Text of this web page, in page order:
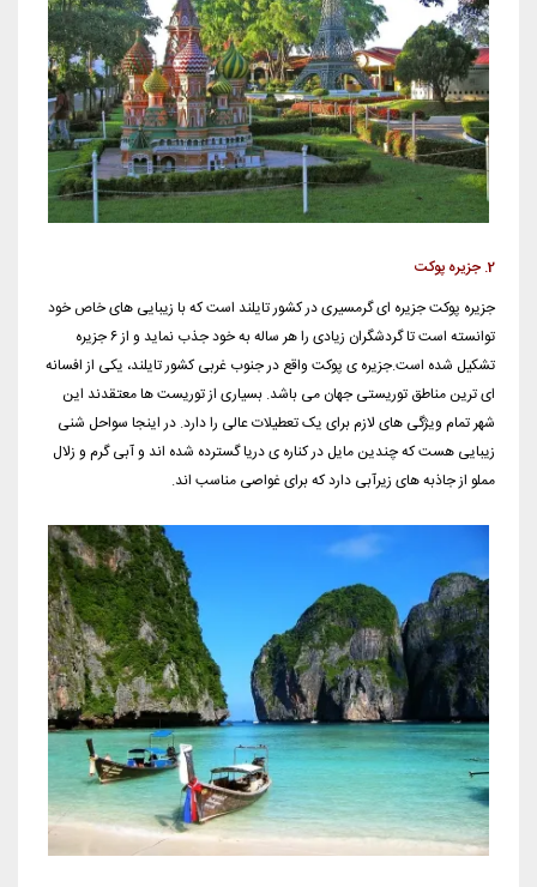
2. جزیره پوکت
جزیره پوکت جزیره ای گرمسیری در کشور تایلند است که با زیبایی های خاص خود
توانسته است تا گردشگران زیادی را هر ساله به خود جذب نماید و از ۶ جزیره
تشکیل شده است.جزیره ی پوکت واقع در جنوب غربی کشور تایلند، یکی از افسانه
ای ترین مناطق توریستی جهان می باشد. بسیاری از توریست ها معتقدند این
شهر تمام ویژگی های لازم برای یک تعطیلات عالی را دارد. در اینجا سواحل شنی
زیبایی هست که چندین مایل در کناره ی دریا گسترده شده اند و آبی گرم و زلال
مملو از جاذبه های زیرآبی دارد که برای غواصی مناسب اند.